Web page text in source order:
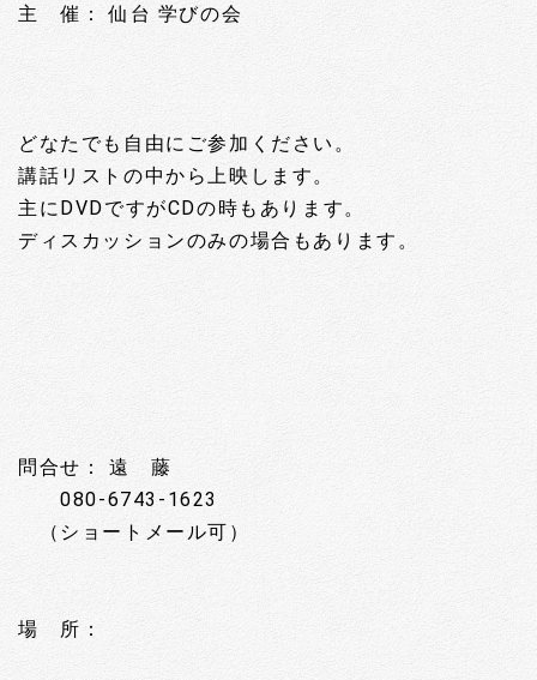
主 催： 仙台 学びの会
どなたでも自由にご参加ください。
講話リストの中から上映します。
主にDVDですがCDの時もあります。
ディスカッションのみの場合もあります。
問合せ： 遠 藤
080-6743-1623
（ショートメール可）
場 所：